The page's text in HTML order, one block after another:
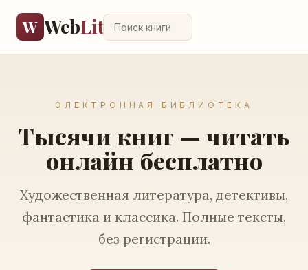
W WebLit
ЭЛЕКТРОННАЯ БИБЛИОТЕКА
Тысячи книг — читать
онлайн бесплатно
Художественная литература, детективы,
фантастика и классика. Полные тексты,
без регистрации.